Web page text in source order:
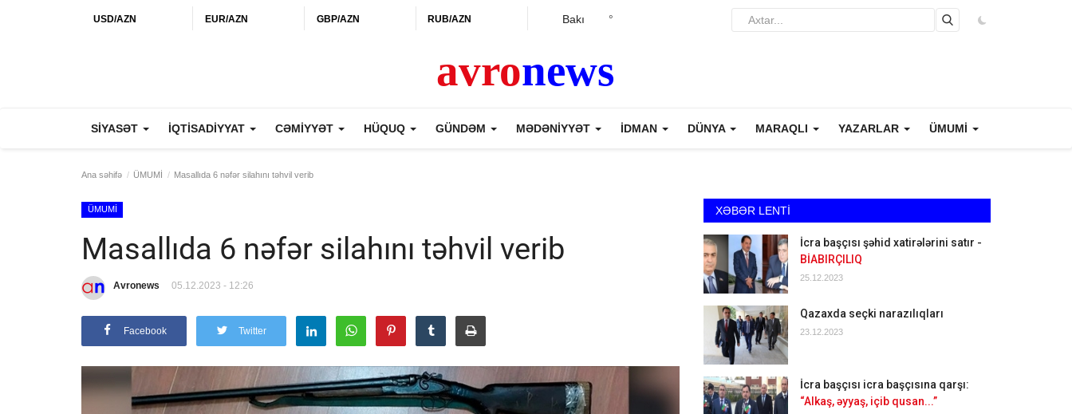
USD/AZN EUR/AZN GBP/AZN RUB/AZN Bakı °
SİYASƏT İQTİSADİYYAT CƏMİYYƏT HÜQUQ GÜNDƏM MƏDƏNİYYƏT İDMAN DÜNYA MARAQLI YAZARLAR ÜMUMİ
Ana səhifə ÜMUMİ Masallıda 6 nəfər silahını təhvil verib
ÜMUMİ
Masallıda 6 nəfər silahını təhvil verib
Avronews 05.12.2023 - 12:26
Facebook Twitter
XƏBƏR LENTİ
İcra başçısı şəhid xatirələrini satır -
BİABIRÇILIQ
25.12.2023
Qazaxda seçki narazılıqları
23.12.2023
İcra başçısı icra başçısına qarşı:
“Alkaş, əyyaş, içib qusan...”